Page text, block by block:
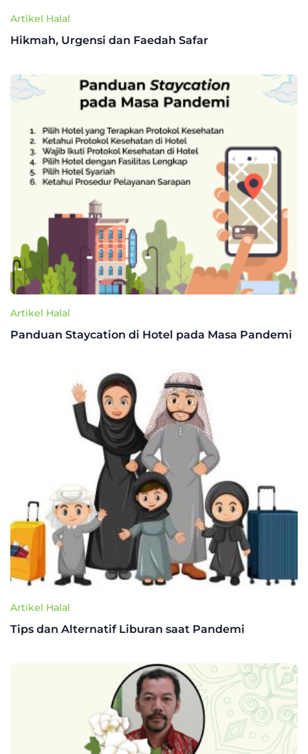
Artikel Halal
Hikmah, Urgensi dan Faedah Safar
Artikel Halal
Panduan Staycation di Hotel pada Masa Pandemi
Artikel Halal
Tips dan Alternatif Liburan saat Pandemi